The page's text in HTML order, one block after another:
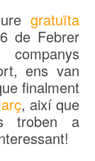
gratuïta
de Febrer
ens van
finalment
, així que
troben a